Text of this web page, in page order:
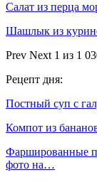
Салат из перца
Шашлык из
Prev Next 1 из 1
Рецепт дня:
Постный суп с
Компот из
Фаршированные
фото на…